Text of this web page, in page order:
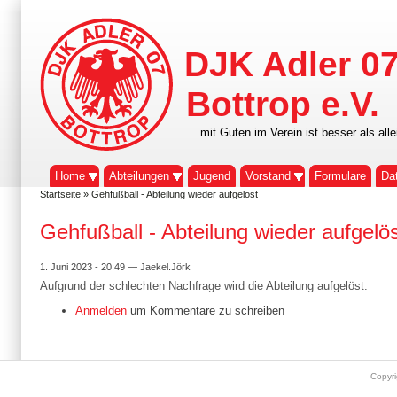
DJK Adler
Bottrop e.V.
... mit Guten im Verein ist besser als
Home Abteilungen Jugend Vorstand Formulare
Startseite » Gehfußball - Abteilung wieder aufgelöst
Gehfußball - Abteilung wieder
1. Juni 2023 - 20:49 — Jaekel.Jörk
Aufgrund der schlechten Nachfrage wird die Abteilung aufgelöst.
Anmelden um Kommentare zu schreiben